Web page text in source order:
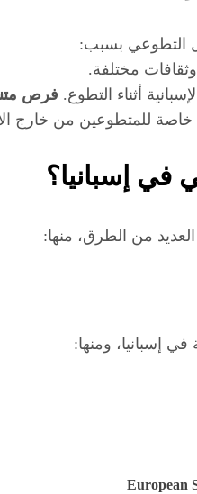
التطوعي بسبب:
مختلفة.
أثناء التطوع. فرص
للمتطوعين من خارج
إسبانيا؟
من الطرق، منها:
إسبانيا، ومنها:
European